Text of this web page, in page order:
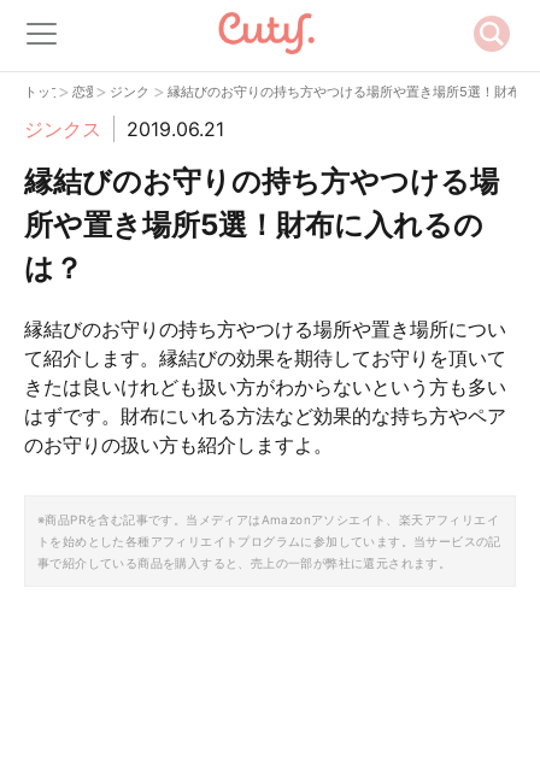
トップ> 恋愛> ジンクス
> 縁結びのお守りの持ち方やつける場所や置き場所5選！財布に
ジンクス 2019.06.21
縁結びのお守りの持ち方やつける場
所や置き場所5選！財布に入れるの
は？
縁結びのお守りの持ち方やつける場所や置き場所につい
て紹介します。縁結びの効果を期待してお守りを頂いて
きたは良いけれども扱い方がわからないという方も多い
はずです。財布にいれる方法など効果的な持ち方やペア
のお守りの扱い方も紹介しますよ。
※商品PRを含む記事です。当メディアはAmazonアソシエイト、楽天アフィリエイ
トを始めとした各種アフィリエイトプログラムに参加しています。当サービスの記
事で紹介している商品を購入すると、売上の一部が弊社に還元されます。